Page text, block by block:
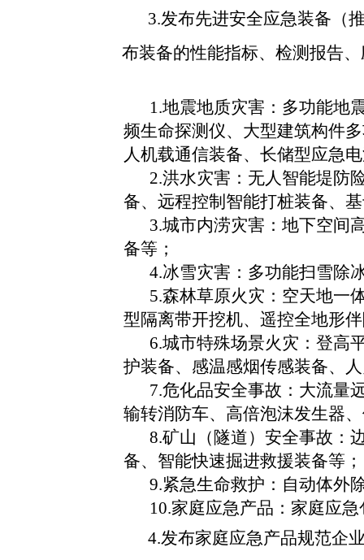
3.发布先进安全应急装备（
布装备的性能指标、检测报告
1.地震地质灾害：多功能地
频生命探测仪、大型建筑构件
人机载通信装备、长储型应急
2.洪水灾害：无人智能堤防
备、远程控制智能打桩装备、
3.城市内涝灾害：地下空间
备等；
4.冰雪灾害：多功能扫雪除
5.森林草原火灾：空天地一
型隔离带开挖机、遥控全地形
6.城市特殊场景火灾：登高
护装备、感温感烟传感装备、
7.危化品安全事故：大流量
输转消防车、高倍泡沫发生器
8.矿山（隧道）安全事故：
备、智能快速掘进救援装备等；
9.紧急生命救护：自动体外
10.家庭应急产品：家庭应
4.发布家庭应急产品规范企